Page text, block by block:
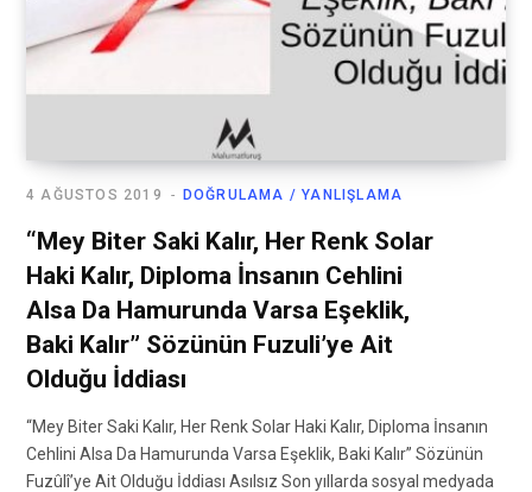
DOĞRULAMA / YANLIŞLAMA
4 AĞUSTOS 2019
“Mey Biter Saki Kalır, Her Renk Solar
Haki Kalır, Diploma İnsanın Cehlini
Alsa Da Hamurunda Varsa Eşeklik,
Baki Kalır” Sözünün Fuzuli’ye Ait
Olduğu İddiası
“Mey Biter Saki Kalır, Her Renk Solar Haki Kalır, Diploma İnsanın
Cehlini Alsa Da Hamurunda Varsa Eşeklik, Baki Kalır” Sözünün
Fuzûlî’ye Ait Olduğu İddiası Asılsız Son yıllarda sosyal medyada